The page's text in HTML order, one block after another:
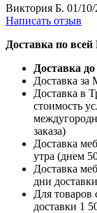
Виктория Б. 01/
Написать отзыв
Доставка по всей
Доставка
Доставка
Доставка в
стоимость
заказа)
Доставка
утра (днем
Доставка
дни
Для товаров
доставки 1